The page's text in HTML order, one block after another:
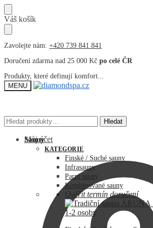
Přeskočit
na
navigaci
Přeskočit
na
obsah
Váš košík
Zavolejte nám: +420 739 841 841
Doručení zdarma nad 25 000 Kč po celé ČR
Produkty, které definují komfort...
MENU
Hledat: Hledat
Můj účet
Hledat: Hledat
Sauny
KATEGORIE
Finské / Suché sauny
Infrasauny
Parní sauny
Kombinované sauny
Ověřit termín doručení